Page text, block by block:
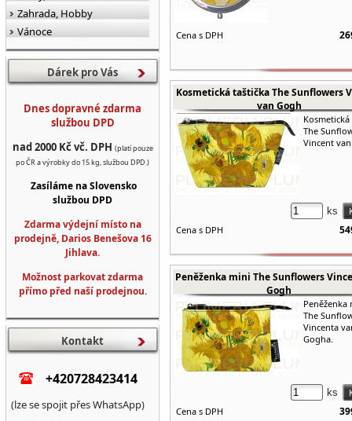
Cena s DPH
Kosmetická taštička The Sunflowers
van Gogh
The
Vincent
ks
Cena s DPH
Peněženka mini The Sunflowers
Gogh
Peněženka
The
Vincenta
Gogha.
ks
Cena s DPH
Zahrada, Hobby
Vánoce
Dárek pro Vás
Dnes dopravné zdarma
službou DPD
nad 2000 Kč vč. DPH (platí pouze
po ČR a výrobky do 15 kg, službou DPD.)
Zasíláme na Slovensko
službou DPD
Zdarma výdejní místo na
prodejně, Darios Benešova 16
Jihlava.
Možnost parkovat zdarma
přímo před naší prodejnou.
Kontakt
+420728423414
(lze se spojit přes WhatsApp)